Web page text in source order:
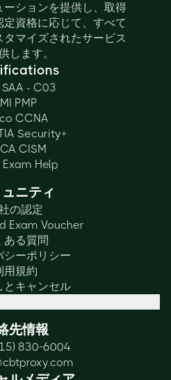
ーションを提供し、取得
定資格に応じて、すべて
マイズされたサービス
します。
SAA - C03
PMP
CCNA
Security+
CISM
Exam Help
ニティ
の認定
Exam Voucher
ある質問
シーポリシー
用規約
とキャンセル
先情報
830-6004